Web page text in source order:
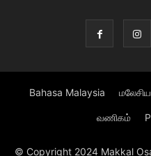
Bahasa Malaysia
வணிகம்
© Copyright 2024 Makkal